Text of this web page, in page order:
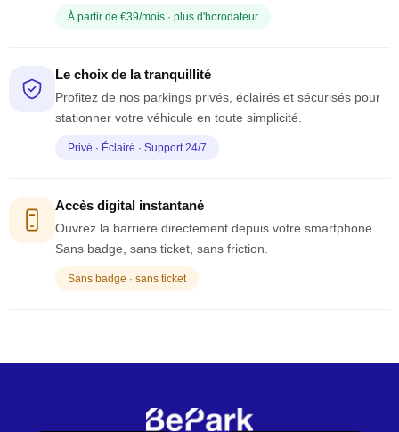
À partir de €39/mois · plus d'horodateur
Le choix de la tranquillité
Profitez de nos parkings privés, éclairés et sécurisés pour
stationner votre véhicule en toute simplicité.
Privé · Éclairé · Support 24/7
Accès digital instantané
Ouvrez la barrière directement depuis votre smartphone.
Sans badge, sans ticket, sans friction.
Sans badge · sans ticket